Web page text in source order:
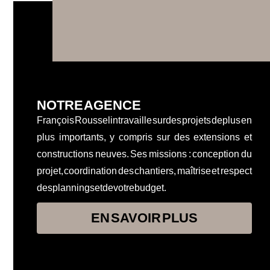
NOTRE AGENCE
François Rousselin travaille sur des projets de plus en
plus importants, y compris sur des extensions et
constructions neuves. Ses missions : conception du
projet, coordination des chantiers, maîtrise et respect
des plannings et de votre budget.
EN SAVOIR PLUS